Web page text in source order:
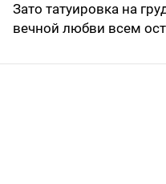
Зато татуировка на
вечной любви всем